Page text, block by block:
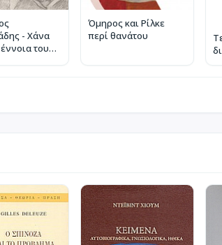
- Χάνα
του
Όμηρος και Ρίλκε
περί θανάτου